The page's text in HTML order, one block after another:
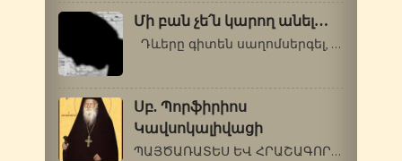
Մի բան չե՛ն կարող անել…
Դևերը գիտեն սաղոմսերգել, աշխարհի…
Սբ. Պորֆիրիոս
Կավսոկալիվացի
ՊԱՅԾԱՌԱՏԵՍ ԵՎ ՀՐԱՇԱԳՈՐԾ Դեկտեմբերի…